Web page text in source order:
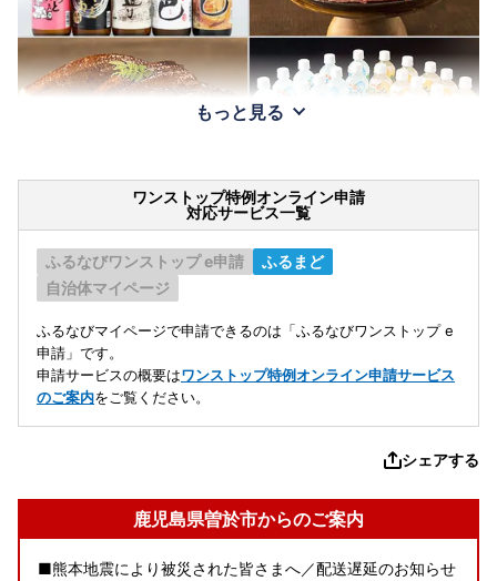
もっと見る
ワンストップ特例オンライン申請
対応サービス一覧
ふるなびワンストップ e申請
ふるまど
自治体マイページ
ふるなびマイページで申請できるのは「ふるなびワンストップ e
申請」です。
申請サービスの概要はワンストップ特例オンライン申請サービス
のご案内をご覧ください。
シェアする
鹿児島県曽於市からのご案内
■熊本地震により被災された皆さまへ／配送遅延のお知らせ